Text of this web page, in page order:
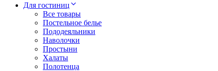
Для гостиниц
Все товары
Постельное белье
Пододеяльники
Наволочки
Простыни
Халаты
Полотенца